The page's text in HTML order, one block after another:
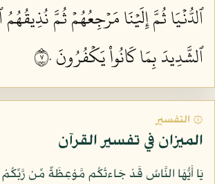
ٱلدُّنۡيَا ثُمَّ إِلَيۡنَا مَرۡجِعُهُمۡ ثُمَّ
ٱلشَّدِيدَ بِمَا كَانُواْ يَكۡفُرُونَ ٧٠
۞ التفسير
الميزان في تفسير القرآن
يَا أَيُّهَا النَّاسُ قَدْ جَاءتْكُم مَّوْعِظَةٌ مِّن رَّبِّكُمْ